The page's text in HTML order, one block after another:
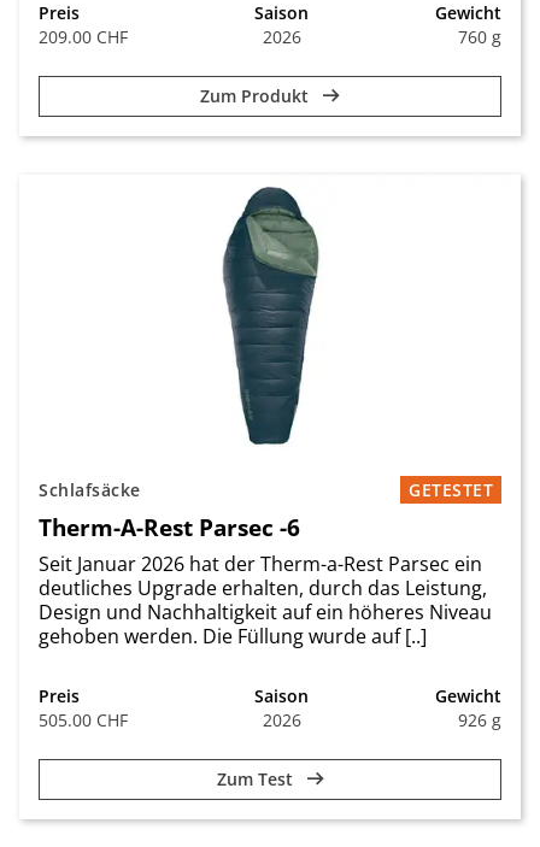
Preis
209.00 CHF
Saison
2026
Gewicht
760 g
Zum Produkt
Schlafsäcke GETESTET
Therm-A-Rest Parsec -6
Seit Januar 2026 hat der Therm-a-Rest Parsec ein
deutliches Upgrade erhalten, durch das Leistung,
Design und Nachhaltigkeit auf ein höheres Niveau
gehoben werden. Die Füllung wurde auf [..]
Preis
505.00 CHF
Saison
2026
Gewicht
926 g
Zum Test